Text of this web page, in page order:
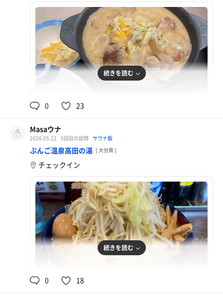
シュクメルリ鍋
続きを読む
0 23
Masaウナ
2026.05.22 5回目の訪問 サウナ飯
ぶんご温泉高田の湯 [ 大分県 ]
チェックイン
続きを読む
0 18